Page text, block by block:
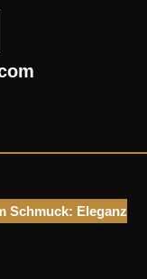
Schmuck: Eleganz